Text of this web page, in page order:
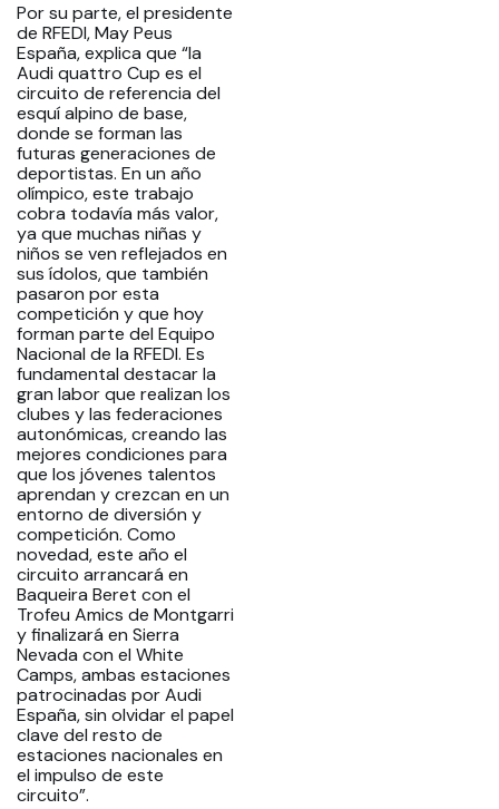
Por su parte, el presidente
de RFEDI, May Peus
España, explica que “la
Audi quattro Cup es el
circuito de referencia del
esquí alpino de base,
donde se forman las
futuras generaciones de
deportistas. En un año
olímpico, este trabajo
cobra todavía más valor,
ya que muchas niñas y
niños se ven reflejados en
sus ídolos, que también
pasaron por esta
competición y que hoy
forman parte del Equipo
Nacional de la RFEDI. Es
fundamental destacar la
gran labor que realizan los
clubes y las federaciones
autonómicas, creando las
mejores condiciones para
que los jóvenes talentos
aprendan y crezcan en un
entorno de diversión y
competición. Como
novedad, este año el
circuito arrancará en
Baqueira Beret con el
Trofeu Amics de Montgarri
y finalizará en Sierra
Nevada con el White
Camps, ambas estaciones
patrocinadas por Audi
España, sin olvidar el papel
clave del resto de
estaciones nacionales en
el impulso de este
circuito”.